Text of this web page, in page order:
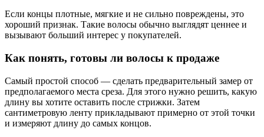
Если концы плотные, мягкие и не сильно повреждены, это
хороший признак. Такие волосы обычно выглядят ценнее и
вызывают больший интерес у покупателей.
Как понять, готовы ли волосы к продаже
Самый простой способ — сделать предварительный замер от
предполагаемого места среза. Для этого нужно решить, какую
длину вы хотите оставить после стрижки. Затем
сантиметровую ленту прикладывают примерно от этой точки
и измеряют длину до самых концов.